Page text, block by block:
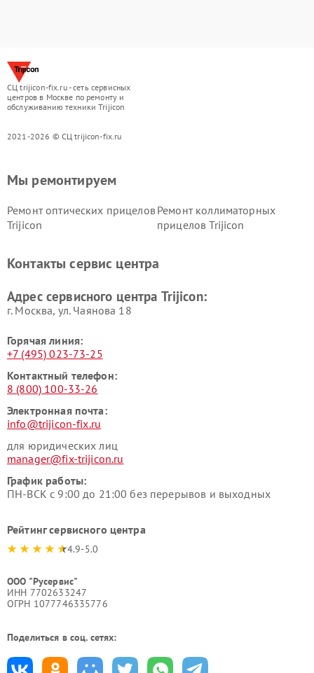
СЦ trijicon-fix.ru - сеть сервисных
центров в Москве по ремонту и
обслуживанию техники Trijicon
2021-2026 © СЦ trijicon-fix.ru
Мы ремонтируем
Ремонт оптических прицелов
Trijicon
Ремонт коллиматорных
прицелов Trijicon
Контакты сервис центра
Адрес сервисного центра Trijicon:
г. Москва, ул. Чаянова 18
Горячая линия:
+7 (495) 023-73-25
Контактный телефон:
8 (800) 100-33-26
Электронная почта:
info@trijicon-fix.ru
для юридических лиц
manager@fix-trijicon.ru
График работы:
ПН-ВСК с 9:00 до 21:00 без перерывов и выходных
Рейтинг сервисного центра
4.9-5.0
ООО "Русервис"
ИНН 7702633247
ОГРН 1077746335776
Поделиться в соц. сетях: